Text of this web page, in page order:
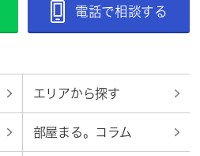
電話で相談する
エリアから探す
部屋まる。コラム